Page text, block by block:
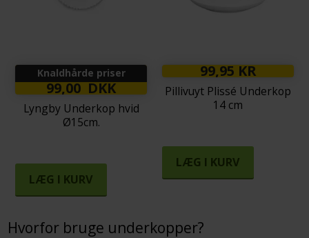
Knaldhårde priser
99,00 DKK
Lyngby Underkop hvid
Ø15cm.
LÆG I KURV
99,95 KR
Pillivuyt Plissé Underkop
14 cm
LÆG I KURV
Hvorfor bruge underkopper?